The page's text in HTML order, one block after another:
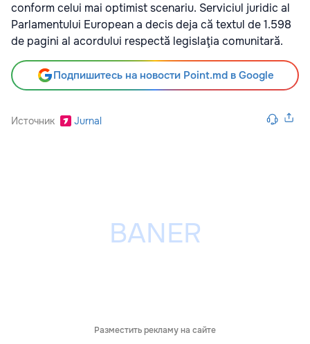
conform celui mai optimist scenariu. Serviciul juridic al
Parlamentului European a decis deja că textul de 1.598
de pagini al acordului respectă legislaţia comunitară.
Подпишитесь на новости Point.md в Google
Источник Jurnal
Разместить рекламу на сайте